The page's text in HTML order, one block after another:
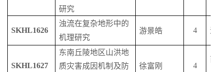
研究
SKHL1626
浊流在复杂地形中的
机理研究
游景皓 4
SKHL1627
东南丘陵地区山洪地
质灾害成因机制及防
徐富刚 4